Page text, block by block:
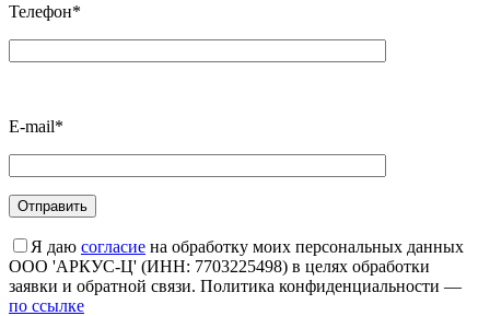
Телефон*
E-mail*
Я даю согласие на обработку моих персональных данных
ООО 'АРКУС-Ц' (ИНН: 7703225498) в целях обработки
заявки и обратной связи. Политика конфиденциальности —
по ссылке